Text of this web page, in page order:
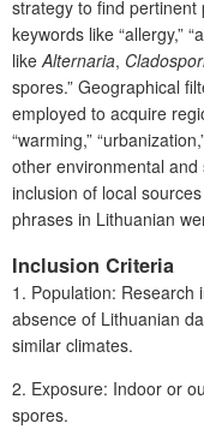
strategy to find
keywords like “allergy,”
likeAlternaria,
spores.” Geographical
employed to acquire
“warming,”
other environmental
inclusion of local
phrases in Lithuanian
Inclusion Criteria
1. Population: Research
absence of Lithuanian
similar climates.
2. Exposure: Indoor or
spores.